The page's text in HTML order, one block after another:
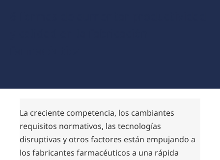
La creciente competencia, los cambiantes
requisitos normativos, las tecnologías
disruptivas y otros factores están empujando a
los fabricantes farmacéuticos a una rápida